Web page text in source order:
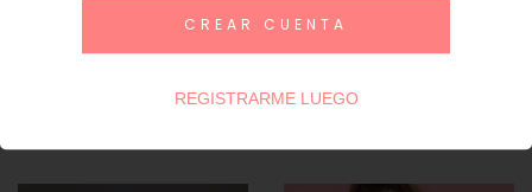
Guía de talles
CREAR CUENTA
REGISTRARME LUEGO